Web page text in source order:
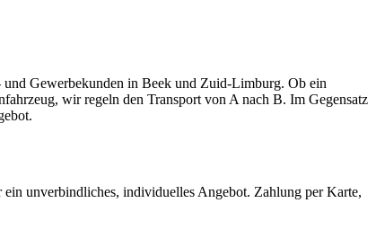
und Gewerbekunden in Beek und Zuid-Limburg. Ob ein
wir regeln den Transport von A nach B. Im Gegensatz
unverbindliches, individuelles Angebot. Zahlung per Karte,